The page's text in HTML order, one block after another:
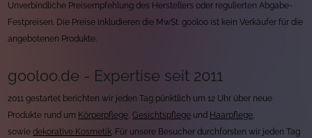
Unverbindliche Preisempfehlung des Herstellers oder regulierten Abgabe-
Festpreisen. Die Preise inkludieren die MwSt. gooloo ist kein Verkäufer für die
angebotenen Produkte.
gooloo.de - Expertise seit 2011
2011 gestartet berichten wir jeden Tag pünktlich um 12 Uhr über neue
Produkte rund um Körperpflege,Gesichtspflege und Haarpflege,
sowiedekorative Kosmetik. Für unsere Besucher durchforsten wir jeden Tag